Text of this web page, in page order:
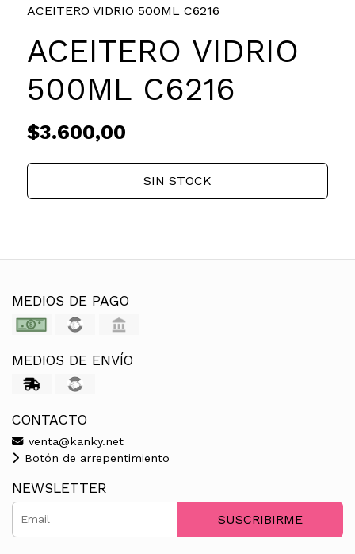
ACEITERO VIDRIO 500ML C6216
ACEITERO VIDRIO
500ML C6216
$3.600,00
SIN STOCK
MEDIOS DE PAGO
MEDIOS DE ENVÍO
CONTACTO
venta@kanky.net
Botón de arrepentimiento
NEWSLETTER
SUSCRIBIRME